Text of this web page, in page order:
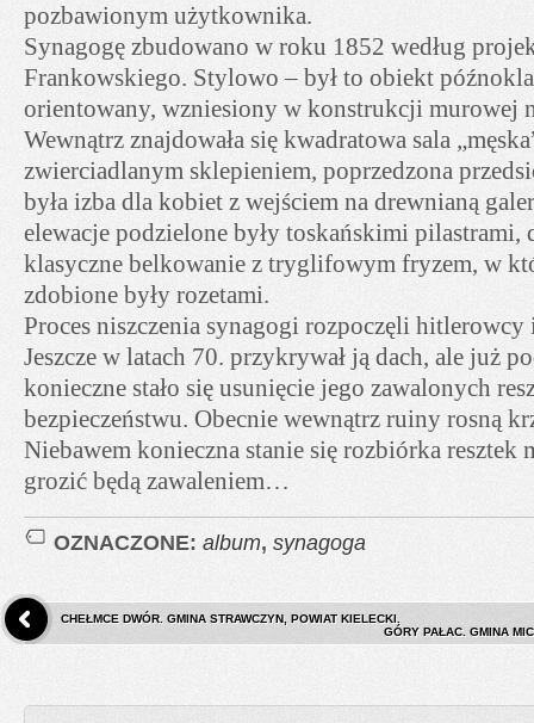
pozbawionym użytkownika.
Synagogę zbudowano w roku 1852 według
Frankowskiego. Stylowo – był to obiekt
orientowany, wzniesiony w konstrukcji murowej
Wewnątrz znajdowała się kwadratowa sala
zwierciadlanym sklepieniem, poprzedzona
była izba dla kobiet z wejściem na drewnianą
elewacje podzielone były toskańskimi pilastrami,
klasyczne belkowanie z tryglifowym fryzem, w
zdobione były rozetami.
Proces niszczenia synagogi rozpoczęli
Jeszcze w latach 70. przykrywał ją dach, ale już
konieczne stało się usunięcie jego zawalonych
bezpieczeństwu. Obecnie wewnątrz ruiny rosną
Niebawem konieczna stanie się rozbiórka resztek
grozić będą zawaleniem…
OZNACZONE: album, synagoga
CHEŁMCE DWÓR. GMINA STRAWCZYN, POWIAT KIELECKI.
GÓRY PAŁAC. GMINA